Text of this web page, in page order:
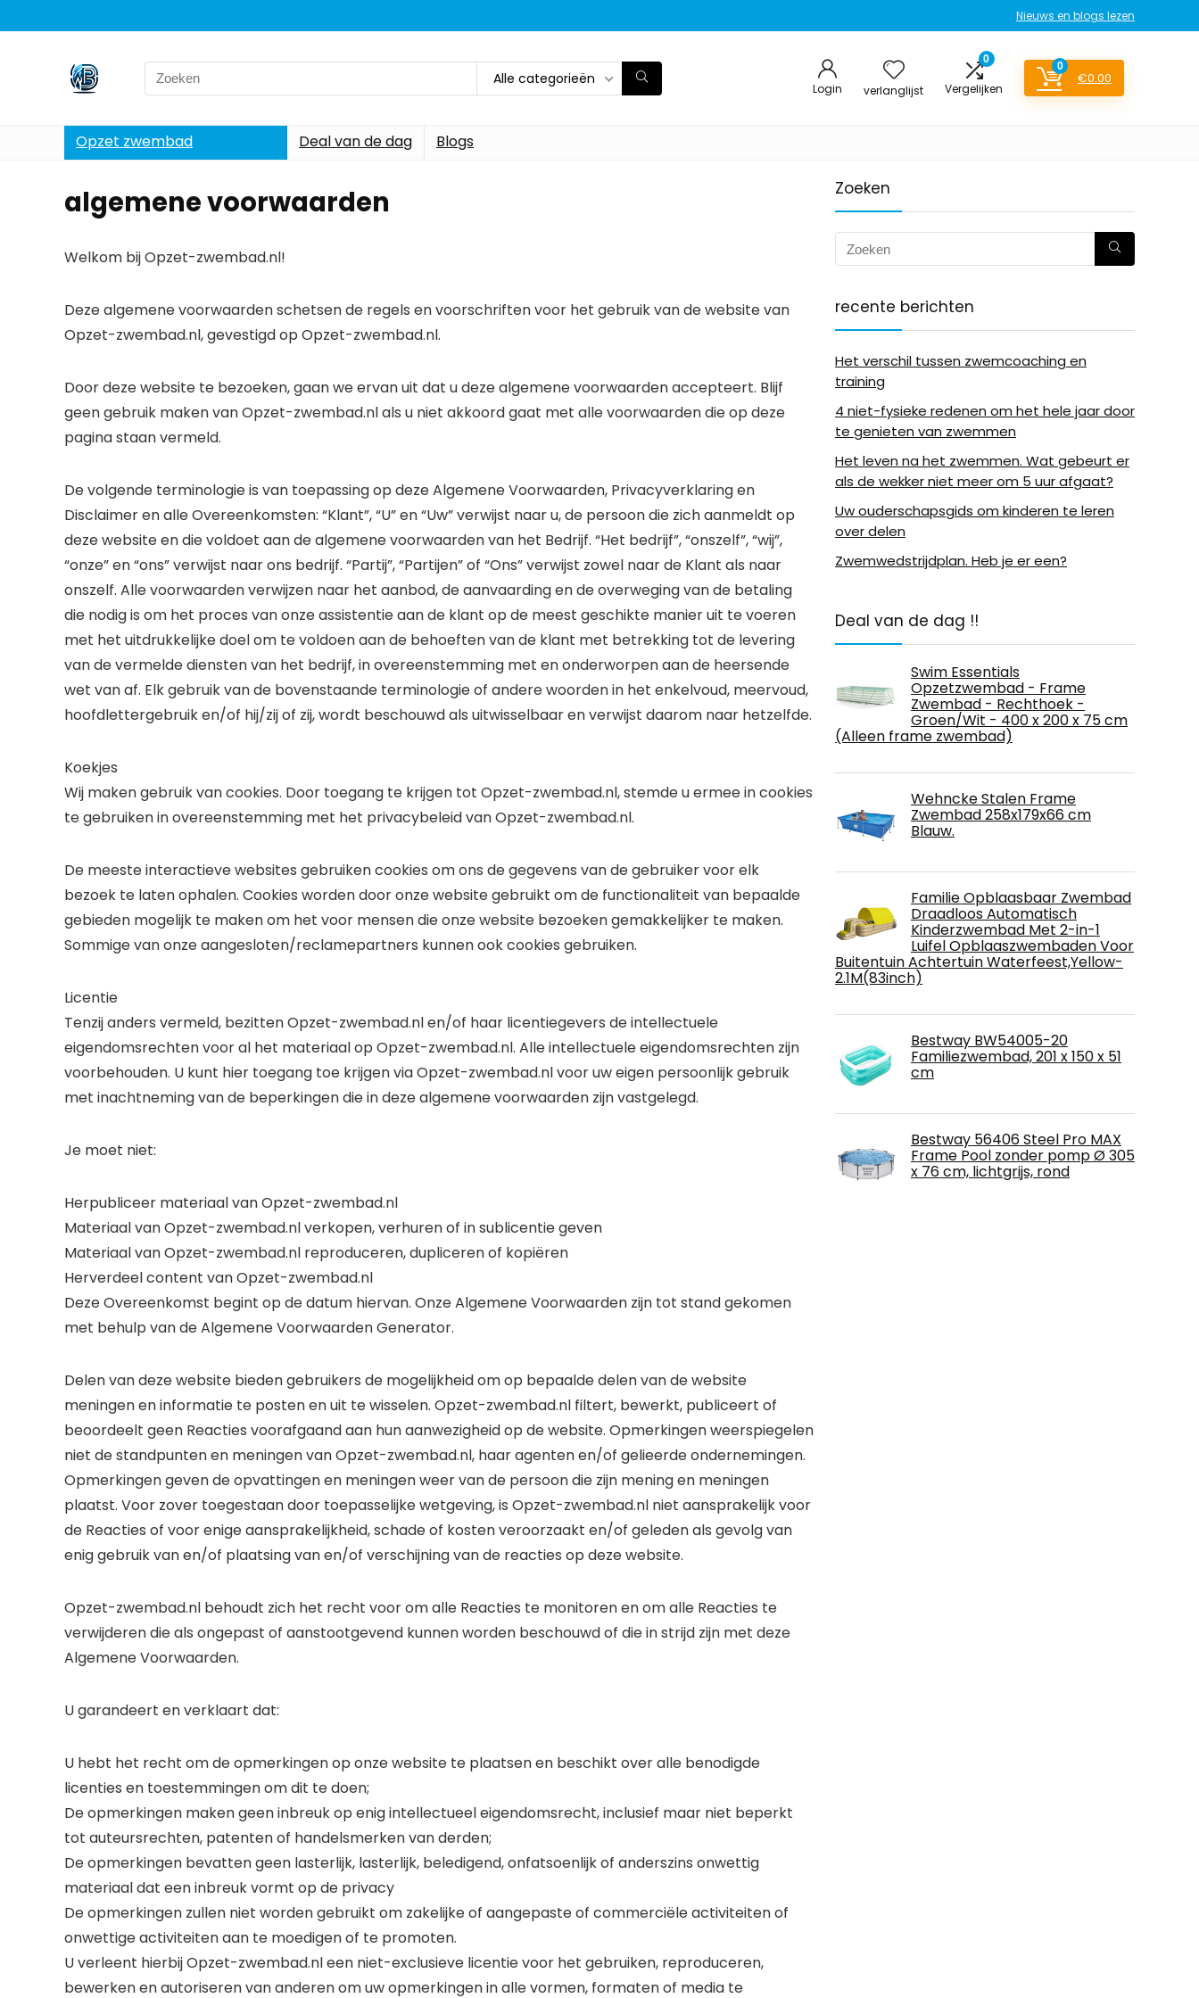
Nieuws en blogs lezen
Search
for:
Alle categorieën
Login verlanglijst
0
Vergelijken
0
€0.00
Opzet zwembad Deal van de dag Blogs
algemene voorwaarden
Welkom bij Opzet-zwembad.nl!
Deze algemene voorwaarden schetsen de regels en voorschriften voor het gebruik van de website van
Opzet-zwembad.nl, gevestigd op Opzet-zwembad.nl.
Door deze website te bezoeken, gaan we ervan uit dat u deze algemene voorwaarden accepteert. Blijf
geen gebruik maken van Opzet-zwembad.nl als u niet akkoord gaat met alle voorwaarden die op deze
pagina staan vermeld.
De volgende terminologie is van toepassing op deze Algemene Voorwaarden, Privacyverklaring en
Disclaimer en alle Overeenkomsten: “Klant”, “U” en “Uw” verwijst naar u, de persoon die zich aanmeldt op
deze website en die voldoet aan de algemene voorwaarden van het Bedrijf. “Het bedrijf”, “onszelf”, “wij”,
“onze” en “ons” verwijst naar ons bedrijf. “Partij”, “Partijen” of “Ons” verwijst zowel naar de Klant als naar
onszelf. Alle voorwaarden verwijzen naar het aanbod, de aanvaarding en de overweging van de betaling
die nodig is om het proces van onze assistentie aan de klant op de meest geschikte manier uit te voeren
met het uitdrukkelijke doel om te voldoen aan de behoeften van de klant met betrekking tot de levering
van de vermelde diensten van het bedrijf, in overeenstemming met en onderworpen aan de heersende
wet van af. Elk gebruik van de bovenstaande terminologie of andere woorden in het enkelvoud, meervoud,
hoofdlettergebruik en/of hij/zij of zij, wordt beschouwd als uitwisselbaar en verwijst daarom naar hetzelfde.
Koekjes
Wij maken gebruik van cookies. Door toegang te krijgen tot Opzet-zwembad.nl, stemde u ermee in cookies
te gebruiken in overeenstemming met het privacybeleid van Opzet-zwembad.nl.
De meeste interactieve websites gebruiken cookies om ons de gegevens van de gebruiker voor elk
bezoek te laten ophalen. Cookies worden door onze website gebruikt om de functionaliteit van bepaalde
gebieden mogelijk te maken om het voor mensen die onze website bezoeken gemakkelijker te maken.
Sommige van onze aangesloten/reclamepartners kunnen ook cookies gebruiken.
Licentie
Tenzij anders vermeld, bezitten Opzet-zwembad.nl en/of haar licentiegevers de intellectuele
eigendomsrechten voor al het materiaal op Opzet-zwembad.nl. Alle intellectuele eigendomsrechten zijn
voorbehouden. U kunt hier toegang toe krijgen via Opzet-zwembad.nl voor uw eigen persoonlijk gebruik
met inachtneming van de beperkingen die in deze algemene voorwaarden zijn vastgelegd.
Je moet niet:
Herpubliceer materiaal van Opzet-zwembad.nl
Materiaal van Opzet-zwembad.nl verkopen, verhuren of in sublicentie geven
Materiaal van Opzet-zwembad.nl reproduceren, dupliceren of kopiëren
Herverdeel content van Opzet-zwembad.nl
Deze Overeenkomst begint op de datum hiervan. Onze Algemene Voorwaarden zijn tot stand gekomen
met behulp van de Algemene Voorwaarden Generator.
Delen van deze website bieden gebruikers de mogelijkheid om op bepaalde delen van de website
meningen en informatie te posten en uit te wisselen. Opzet-zwembad.nl filtert, bewerkt, publiceert of
beoordeelt geen Reacties voorafgaand aan hun aanwezigheid op de website. Opmerkingen weerspiegelen
niet de standpunten en meningen van Opzet-zwembad.nl, haar agenten en/of gelieerde ondernemingen.
Opmerkingen geven de opvattingen en meningen weer van de persoon die zijn mening en meningen
plaatst. Voor zover toegestaan door toepasselijke wetgeving, is Opzet-zwembad.nl niet aansprakelijk voor
de Reacties of voor enige aansprakelijkheid, schade of kosten veroorzaakt en/of geleden als gevolg van
enig gebruik van en/of plaatsing van en/of verschijning van de reacties op deze website.
Opzet-zwembad.nl behoudt zich het recht voor om alle Reacties te monitoren en om alle Reacties te
verwijderen die als ongepast of aanstootgevend kunnen worden beschouwd of die in strijd zijn met deze
Algemene Voorwaarden.
U garandeert en verklaart dat:
U hebt het recht om de opmerkingen op onze website te plaatsen en beschikt over alle benodigde
licenties en toestemmingen om dit te doen;
De opmerkingen maken geen inbreuk op enig intellectueel eigendomsrecht, inclusief maar niet beperkt
tot auteursrechten, patenten of handelsmerken van derden;
De opmerkingen bevatten geen lasterlijk, lasterlijk, beledigend, onfatsoenlijk of anderszins onwettig
materiaal dat een inbreuk vormt op de privacy
De opmerkingen zullen niet worden gebruikt om zakelijke of aangepaste of commerciële activiteiten of
onwettige activiteiten aan te moedigen of te promoten.
U verleent hierbij Opzet-zwembad.nl een niet-exclusieve licentie voor het gebruiken, reproduceren,
bewerken en autoriseren van anderen om uw opmerkingen in alle vormen, formaten of media te
Zoeken
recente berichten
Het verschil tussen zwemcoaching en
training
4 niet-fysieke redenen om het hele jaar door
te genieten van zwemmen
Het leven na het zwemmen. Wat gebeurt er
als de wekker niet meer om 5 uur afgaat?
Uw ouderschapsgids om kinderen te leren
over delen
Zwemwedstrijdplan. Heb je er een?
Deal van de dag !!
Swim Essentials
Opzetzwembad - Frame
Zwembad - Rechthoek -
Groen/Wit - 400 x 200 x 75 cm
(Alleen frame zwembad)
Wehncke Stalen Frame
Zwembad 258x179x66 cm
Blauw.
Familie Opblaasbaar Zwembad
Draadloos Automatisch
Kinderzwembad Met 2-in-1
Luifel Opblaaszwembaden Voor
Buitentuin Achtertuin Waterfeest,Yellow-
2.1M(83inch)
Bestway BW54005-20
Familiezwembad, 201 x 150 x 51
cm
Bestway 56406 Steel Pro MAX
Frame Pool zonder pomp Ø 305
x 76 cm, lichtgrijs, rond